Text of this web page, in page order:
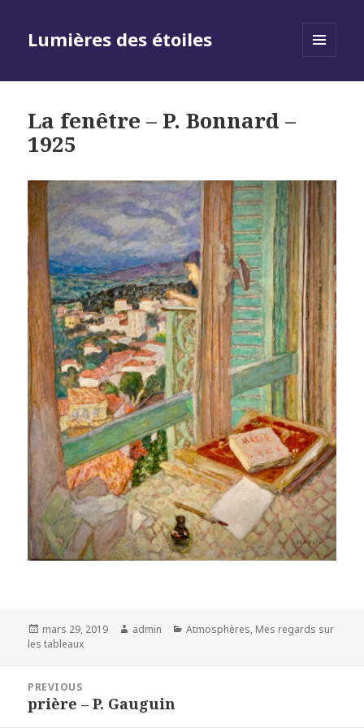
Lumières des étoiles
La fenêtre – P. Bonnard –
1925
Posted
on
mars 29, 2019 Author
admin Categories
Atmosphères, Mes regards sur
les tableaux
l’article
PREVIOUS
Previous
prière – P. Gauguin